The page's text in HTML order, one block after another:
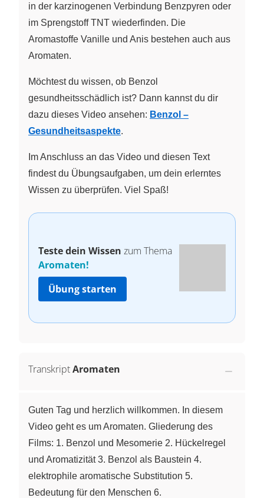
in der karzinogenen Verbindung Benzpyren oder
im Sprengstoff TNT wiederfinden. Die
Aromastoffe Vanille und Anis bestehen auch aus
Aromaten.
Möchtest du wissen, ob Benzol
gesundheitsschädlich ist? Dann kannst du dir
dazu dieses Video ansehen: Benzol –
Gesundheitsaspekte.
Im Anschluss an das Video und diesen Text
findest du Übungsaufgaben, um dein erlerntes
Wissen zu überprüfen. Viel Spaß!
Teste dein Wissen zum Thema
Aromaten!
Übung starten
TranskriptAromaten
Guten Tag und herzlich willkommen. In diesem
Video geht es um Aromaten. Gliederung des
Films: 1. Benzol und Mesomerie 2. Hückelregel
und Aromatizität 3. Benzol als Baustein 4.
elektrophile aromatische Substitution 5.
Bedeutung für den Menschen 6.